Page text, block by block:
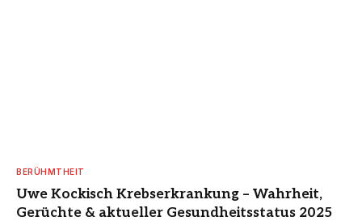
BERÜHMTHEIT
Uwe Kockisch Krebserkrankung – Wahrheit,
Gerüchte & aktueller Gesundheitsstatus 2025